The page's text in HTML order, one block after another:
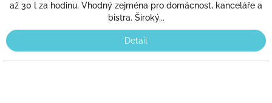
až 30 l za hodinu. Vhodný zejména pro domácnost, kanceláře a
bistra. Široký...
Detail